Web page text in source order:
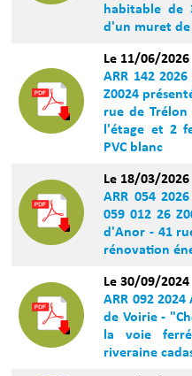
habitable de
d'un muret
Le 11/06/2026
ARR 142
Z0024
rue de
l'étage et 2
PVC blanc
Le 18/03/2026
ARR 054
059 012 26
d'Anor - 41
rénovation
Le 30/09/2024
ARR 092
de Voirie -
la voie
riveraine